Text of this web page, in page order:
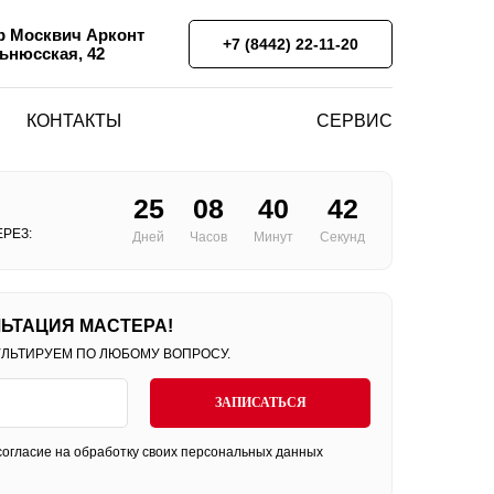
Арконт
42
+7 (8442) 22-11-20
КОНТАКТЫ СЕРВИС
на обработку своих персональных данных
МАСТЕРА!
ПО ЛЮБОМУ ВОПРОСУ.
ЗАПИСАТЬСЯ
Дней
25
Часов
08
Минут
40
Секунд
42